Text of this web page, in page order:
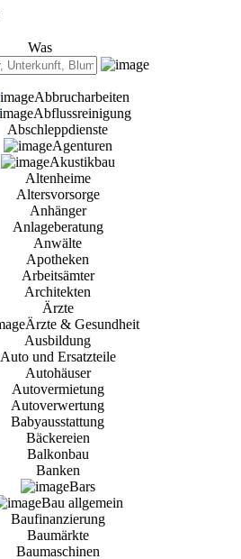
Was
Abbrucharbeiten
Abflussreinigung
Abschleppdienste
Agenturen
Akustikbau
Altenheime
Altersvorsorge
Anhänger
Anlageberatung
Anwälte
Apotheken
Arbeitsämter
Architekten
Ärzte
Ärzte & Gesundheit
Ausbildung
Auto und Ersatzteile
Autohäuser
Autovermietung
Autoverwertung
Babyausstattung
Bäckereien
Balkonbau
Banken
Bars
Bau allgemein
Baufinanzierung
Baumärkte
Baumaschinen